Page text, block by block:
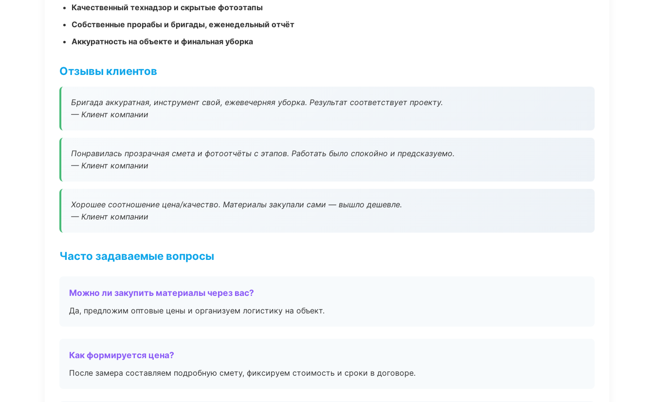
Качественный технадзор и скрытые фотоэтапы
Собственные прорабы и бригады, еженедельный отчёт
Аккуратность на объекте и финальная уборка
Отзывы клиентов
Бригада аккуратная, инструмент свой, ежевечерняя уборка. Результат соответствует проекту.
— Клиент компании
Понравилась прозрачная смета и фотоотчёты с этапов. Работать было спокойно и предсказуемо.
— Клиент компании
Хорошее соотношение цена/качество. Материалы закупали сами — вышло дешевле.
— Клиент компании
Часто задаваемые вопросы
Можно ли закупить материалы через вас?
Да, предложим оптовые цены и организуем логистику на объект.
Как формируется цена?
После замера составляем подробную смету, фиксируем стоимость и сроки в договоре.